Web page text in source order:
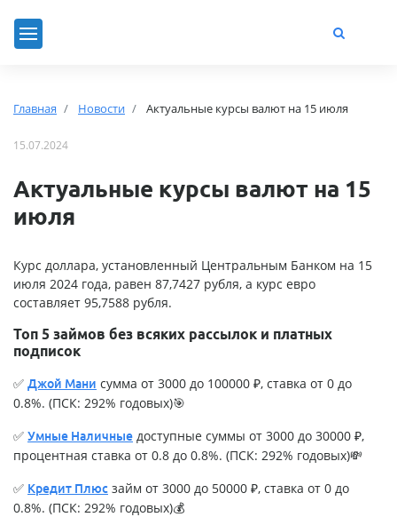
Главная Новости Актуальные курсы валют на 15 июля
15.07.2024
Актуальные курсы валют на 15
июля
Курс доллара, установленный Центральным Банком на 15
июля 2024 года, равен 87,7427 рубля, а курс евро
составляет 95,7588 рубля.
Топ 5 займов без всяких рассылок и платных
подписок
✅ Джой Мани сумма от 3000 до 100000 ₽, ставка от 0 до
0.8%. (ПСК: 292% годовых)🎯
✅ Умные Наличные доступные суммы от 3000 до 30000 ₽,
процентная ставка от 0.8 до 0.8%. (ПСК: 292% годовых)💸
✅ Кредит Плюс займ от 3000 до 50000 ₽, ставка от 0 до
0.8%. (ПСК: 292% годовых)💰